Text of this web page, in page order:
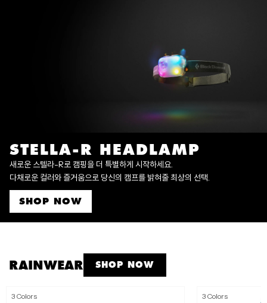
STELLA-R HEADLAMP
새로운 스텔라-R로 캠핑을 더 특별하게 시작하세요.
다채로운 컬러와 즐거움으로 당신의 캠프를 밝혀줄 최상의 선택.
SHOP NOW
RAINWEAR SHOP NOW
3 Colors 3 Colors